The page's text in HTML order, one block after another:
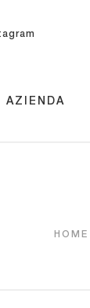
AZIENDA
HOME